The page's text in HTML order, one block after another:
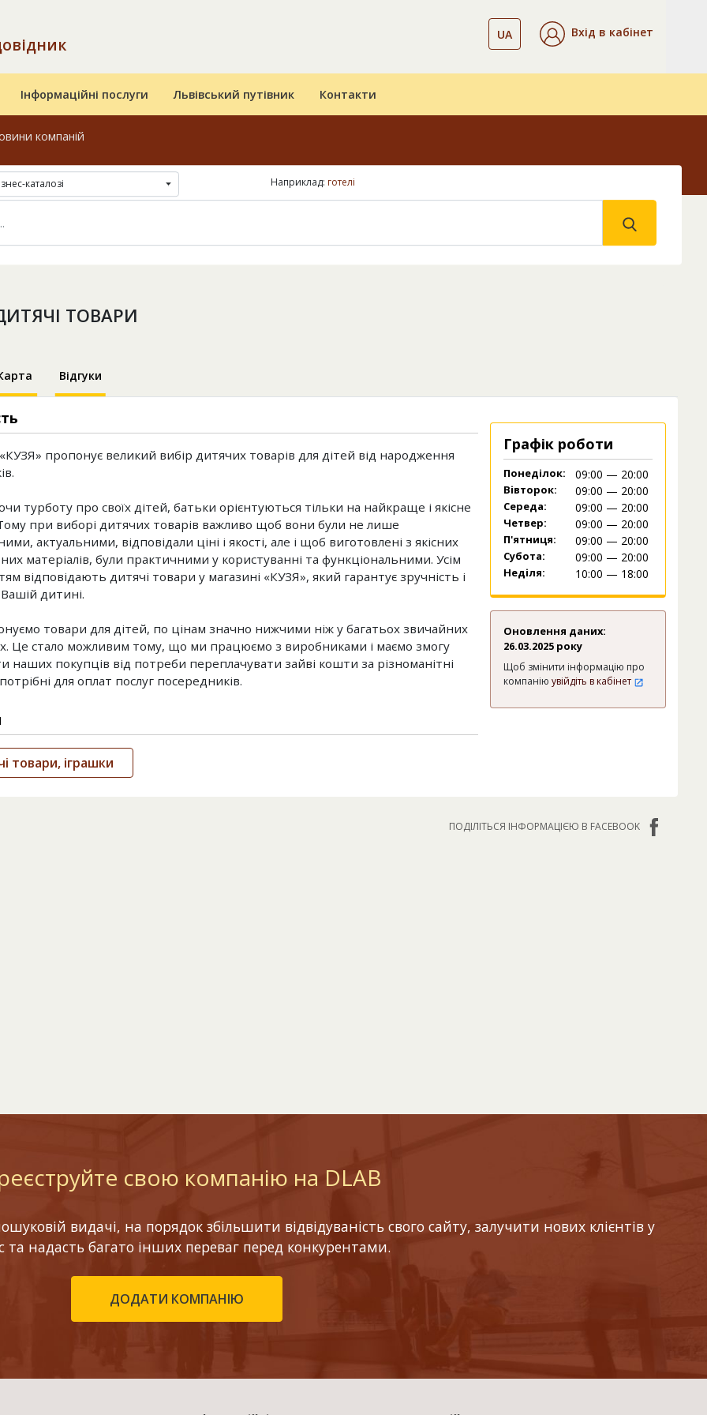
UA Вхід в кабінет
Інформаційні послуги Львівський путівник Контакти
компаній
каталозі Наприклад: готелі
ТОВАРИ
Відгуки
пропонує великий вибір дитячих товарів для дітей від народження
турботу про своїх дітей, батьки орієнтуються тільки на найкраще і якісне
при виборі дитячих товарів важливо щоб вони були не лише
актуальними, відповідали ціні і якості, але і щоб виготовлені з якісних
матеріалів, були практичними у користуванні та функціональними. Усім
відповідають дитячі товари у магазині «КУЗЯ», який гарантує зручність і
дитині.
товари для дітей, по цінам значно нижчими ніж у багатьох звичайних
Це стало можливим тому, що ми працюємо з виробниками і маємо змогу
наших покупців від потреби переплачувати зайві кошти за різноманітні
для оплат послуг посередників.
товари, іграшки
Графік роботи
Понеділок: 09:00 — 20:00
Вівторок: 09:00 — 20:00
Середа: 09:00 — 20:00
Четвер: 09:00 — 20:00
П'ятниця: 09:00 — 20:00
Субота: 09:00 — 20:00
Неділя: 10:00 — 18:00
Оновлення даних:
26.03.2025 року
Щоб змінити інформацію про
компанію увійдіть в кабінет
ПОДІЛІТЬСЯ ІНФОРМАЦІЄЮ В FACEBOOK
свою компанію на DLAB
видачі, на порядок збільшити відвідуваність свого сайту, залучити нових клієнтів у
та надасть багато інших переваг перед конкурентами.
ДОДАТИ КОМПАНІЮ